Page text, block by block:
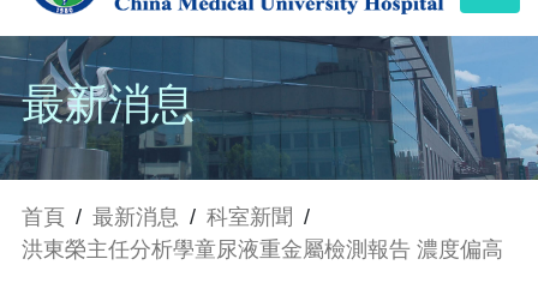
最新消息
首頁 / 最新消息 / 科室新聞 /
洪東榮主任分析學童尿液重金屬檢測報告 濃度偏高